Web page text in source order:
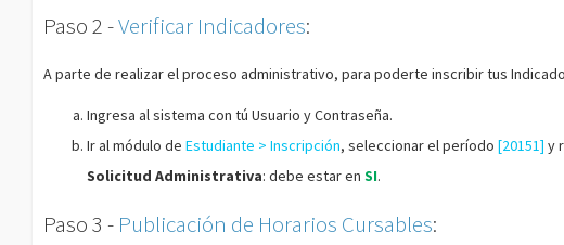
Paso 2 -Verificar Indicadores:
A parte de realizar el proceso administrativo, para poderte inscribir tus
Ingresa al sistema con tú Usuario y Contraseña.
Ir al módulo de Estudiante > Inscripción, seleccionar el período [20151] y
Solicitud Administrativa: debe estar en SI.
Paso 3 - Publicación de Horarios Cursables: